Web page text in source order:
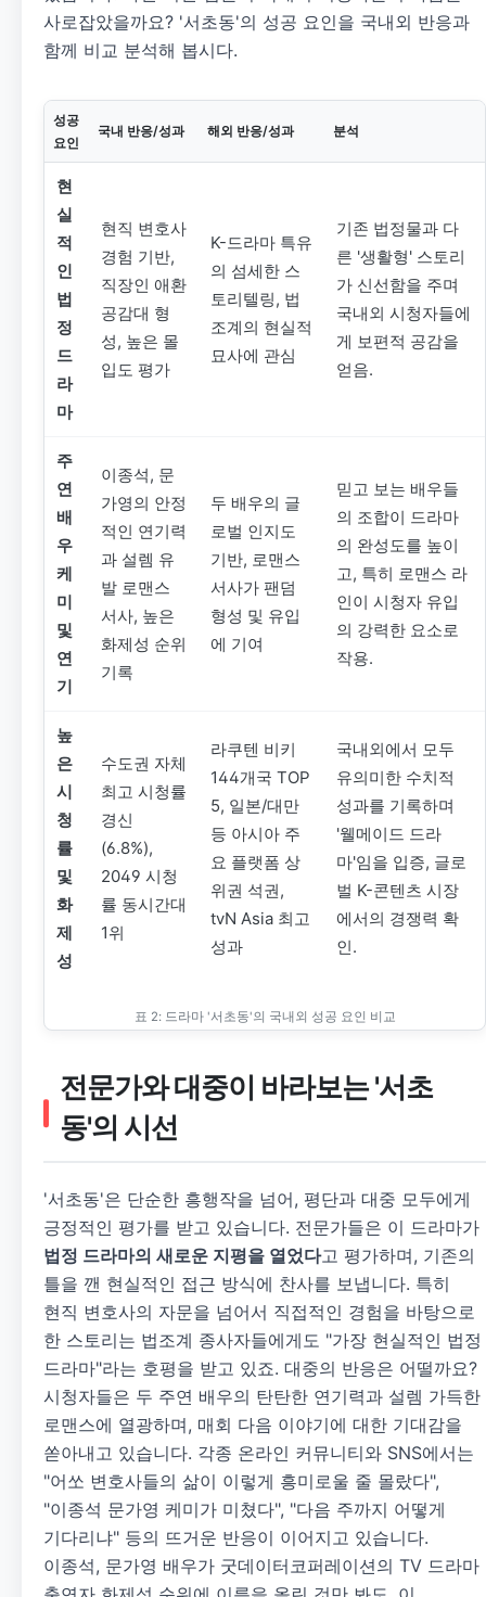
사로잡았을까요? '서초동'의 성공 요인을 국내외 반응과
함께 비교 분석해 봅시다.
성공
요인
국내 반응/성과 해외 반응/성과 분석
현
실
적
인
법
정
드
라
마
현직 변호사
경험 기반,
직장인 애환
공감대 형
성, 높은 몰
입도 평가
K-드라마 특유
의 섬세한 스
토리텔링, 법
조계의 현실적
묘사에 관심
기존 법정물과 다
른 '생활형' 스토리
가 신선함을 주며
국내외 시청자들에
게 보편적 공감을
얻음.
주
연
배
우
케
미
및
연
기
이종석, 문
가영의 안정
적인 연기력
과 설렘 유
발 로맨스
서사, 높은
화제성 순위
기록
두 배우의 글
로벌 인지도
기반, 로맨스
서사가 팬덤
형성 및 유입
에 기여
믿고 보는 배우들
의 조합이 드라마
의 완성도를 높이
고, 특히 로맨스 라
인이 시청자 유입
의 강력한 요소로
작용.
높
은
시
청
률
및
화
제
성
수도권 자체
최고 시청률
경신
(6.8%),
2049 시청
률 동시간대
1위
라쿠텐 비키
144개국 TOP
5, 일본/대만
등 아시아 주
요 플랫폼 상
위권 석권,
tvN Asia 최고
성과
국내외에서 모두
유의미한 수치적
성과를 기록하며
'웰메이드 드라
마'임을 입증, 글로
벌 K-콘텐츠 시장
에서의 경쟁력 확
인.
표 2: 드라마 '서초동'의 국내외 성공 요인 비교
전문가와 대중이 바라보는 '서초
동'의 시선
'서초동'은 단순한 흥행작을 넘어, 평단과 대중 모두에게
긍정적인 평가를 받고 있습니다. 전문가들은 이 드라마가
법정 드라마의 새로운 지평을 열었다고 평가하며, 기존의
틀을 깬 현실적인 접근 방식에 찬사를 보냅니다. 특히
현직 변호사의 자문을 넘어서 직접적인 경험을 바탕으로
한 스토리는 법조계 종사자들에게도 "가장 현실적인 법정
드라마"라는 호평을 받고 있죠. 대중의 반응은 어떨까요?
시청자들은 두 주연 배우의 탄탄한 연기력과 설렘 가득한
로맨스에 열광하며, 매회 다음 이야기에 대한 기대감을
쏟아내고 있습니다. 각종 온라인 커뮤니티와 SNS에서는
"어쏘 변호사들의 삶이 이렇게 흥미로울 줄 몰랐다",
"이종석 문가영 케미가 미쳤다", "다음 주까지 어떻게
기다리냐" 등의 뜨거운 반응이 이어지고 있습니다.
이종석, 문가영 배우가 굿데이터코퍼레이션의 TV 드라마